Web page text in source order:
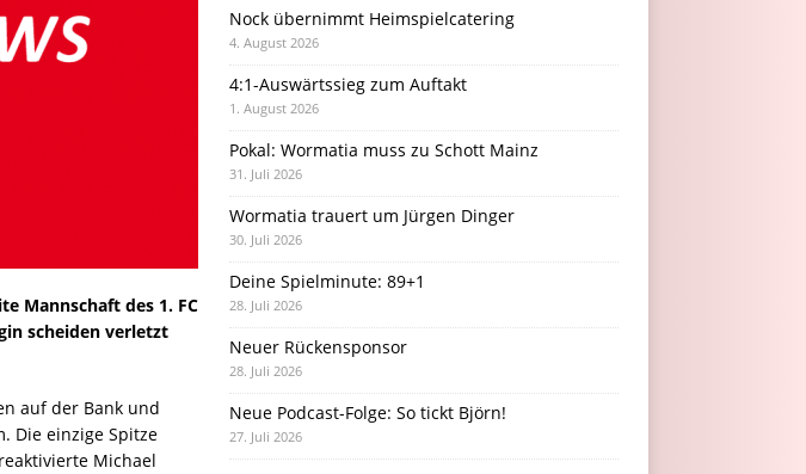
Mannschaft des 1. FC
scheiden verletzt
auf der Bank und
Die einzige Spitze
Michael
Nock übernimmt Heimspielcatering
4. August 2026
4:1-Auswärtssieg zum Auftakt
1. August 2026
Pokal: Wormatia muss zu Schott Mainz
31. Juli 2026
Wormatia trauert um Jürgen Dinger
30. Juli 2026
Deine Spielminute: 89+1
28. Juli 2026
Neuer Rückensponsor
28. Juli 2026
Neue Podcast-Folge: So tickt Björn!
27. Juli 2026